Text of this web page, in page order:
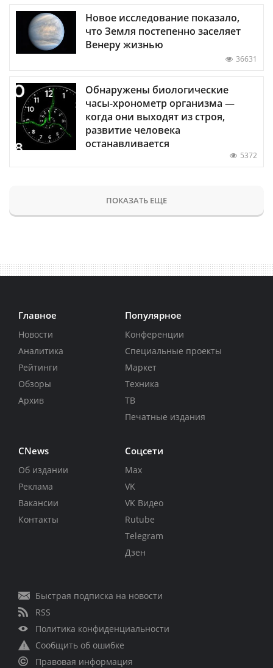
Новое исследование показало,
что Земля постепенно заселяет
Венеру жизнью
36631
Обнаружены биологические
часы-хронометр организма —
когда они выходят из строя,
развитие человека
останавливается
5372
ПОКАЗАТЬ ЕЩЕ
Главное
Новости
Аналитика
Рейтинги
Обзоры
Архив
Популярное
Конференции
Специальные проекты
Маркет
Техника
ТВ
Печатные издания
CNews
Об издании
Реклама
Вакансии
Контакты
Соцсети
Max
VK
VK Видео
Rutube
Telegram
Дзен
Быстрая подписка на новости
RSS
Политика конфиденциальности
Сообщить об ошибке
Правовая информация